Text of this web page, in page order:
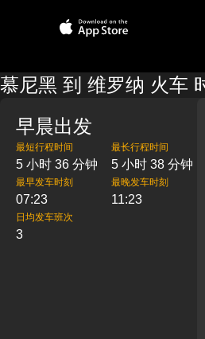
慕尼黑 到 维罗纳 火车
早晨出发
最短行程时间
5 小时 36 分钟
最长行程时间
5 小时 38 分钟
最早发车时刻
07:23
最晚发车时刻
11:23
日均发车班次
3